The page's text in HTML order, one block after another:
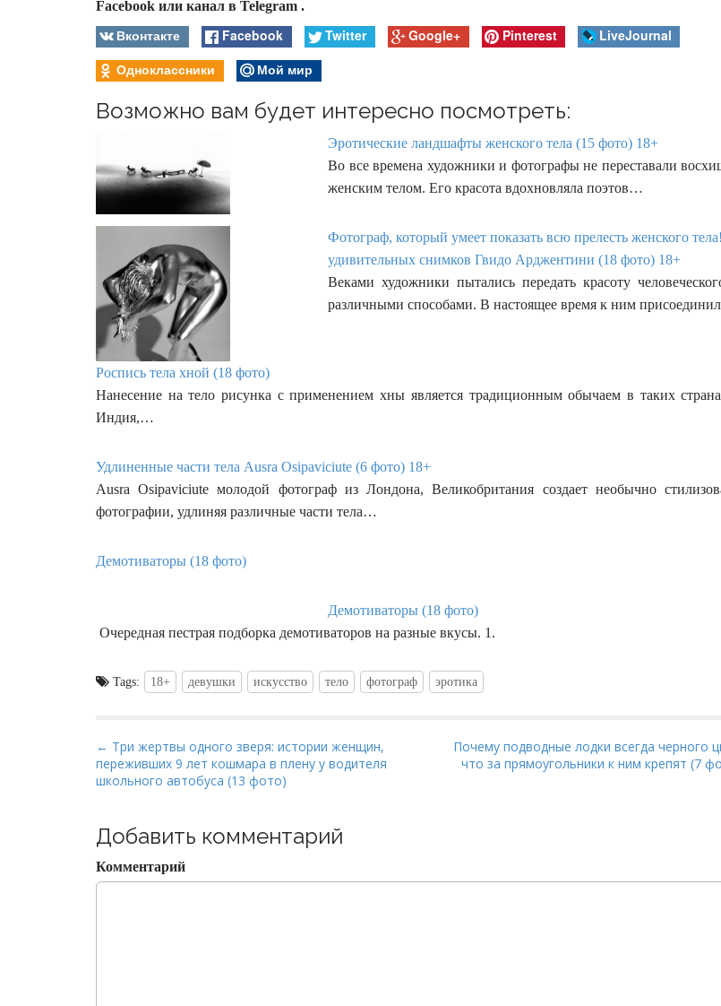
Facebook или канал в Telegram .
Вконтакте Facebook Twitter Google+ Pinterest
LiveJournal
Одноклассники
Мой мир
Возможно вам будет интересно посмотреть:
Эротические ландшафты женского тела (15 фото) 18+
Во все времена художники и фотографы не переставали
женским телом. Его красота вдохновляла поэтов…
Фотограф, который умеет показать всю прелесть женского
удивительных снимков Гвидо Арджентини (18 фото) 18+
Веками художники пытались передать красоту
различными способами. В настоящее время к ним
Роспись тела хной (18 фото)
Нанесение на тело рисунка с применением хны является традиционным обычаем в таких
Индия,…
Удлиненные части тела Ausra Osipaviciute (6 фото) 18+
Ausra Osipaviciute молодой фотограф из Лондона, Великобритания создает необычно
фотографии, удлиняя различные части тела…
Демотиваторы (18 фото)
Демотиваторы (18 фото)
Очередная пестрая подборка демотиваторов на разные вкусы. 1.
Tags: 18+ девушки искусство тело фотограф эротика
P
o
s
n
a
v
← Три жертвы одного зверя: истории женщин,
переживших 9 лет кошмара в плену у водителя
школьного автобуса (13 фото)
Почему подводные лодки всегда черного
что за прямоугольники к ним крепят (7
Добавить комментарий
Комментарий